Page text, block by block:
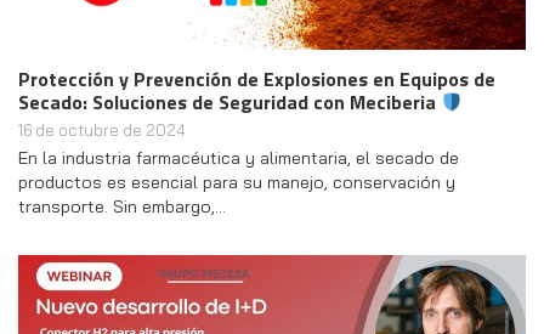
Protección y Prevención de Explosiones en Equipos de
Secado: Soluciones de Seguridad con Meciberia
16 de octubre de 2024
En la industria farmacéutica y alimentaria, el secado de
productos es esencial para su manejo, conservación y
transporte. Sin embargo,…